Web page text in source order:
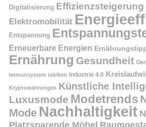
Digitalisierung Effizienzsteigerung
Elektromobilität
Entspannung
Erneuerbare Energien
Ernährung Gesundheit
Immunsystem stärken Industrie 4.0
Kryptowährungen Künstliche
Luxusmode Modetrends
Mode Nachhaltigkeit
Platzsparende Möbel